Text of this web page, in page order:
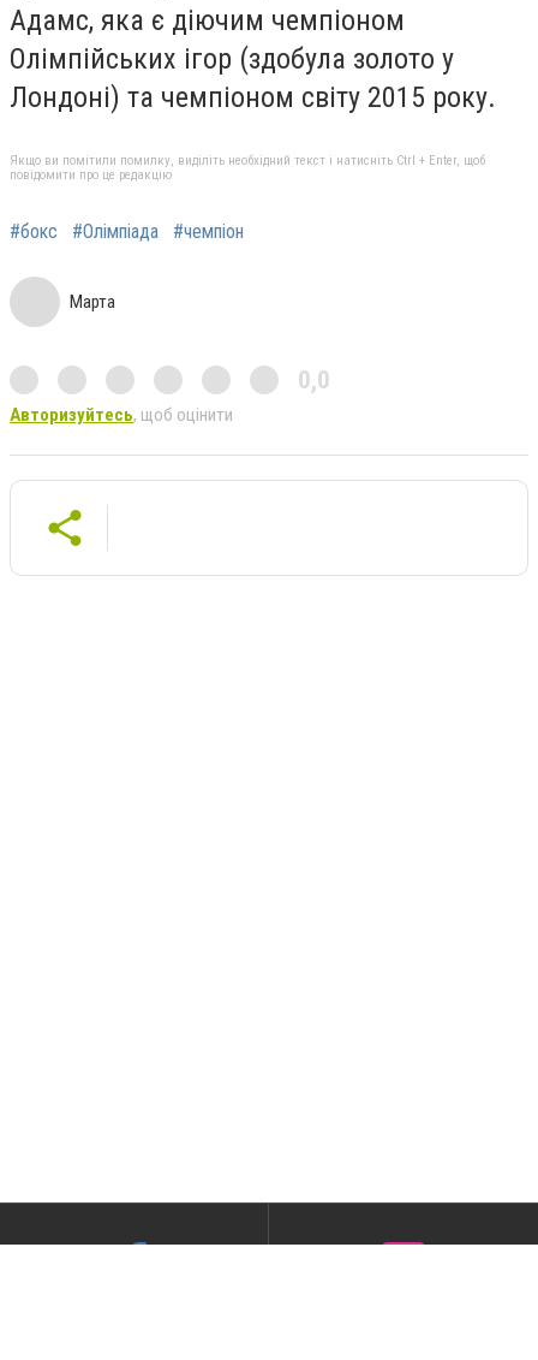
Адамс, яка є діючим чемпіоном
Олімпійських ігор (здобула золото у
Лондоні) та чемпіоном світу 2015 року.
Якщо ви помітили помилку, виділіть необхідний текст і натисніть Ctrl + Enter, щоб
повідомити про це редакцію
#бокс #Олімпіада #чемпіон
Марта
0,0
Авторизуйтесь, щоб оцінити